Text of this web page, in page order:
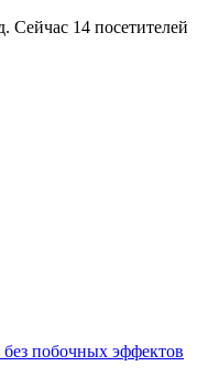
. Сейчас 14 посетителей
побочных эффектов